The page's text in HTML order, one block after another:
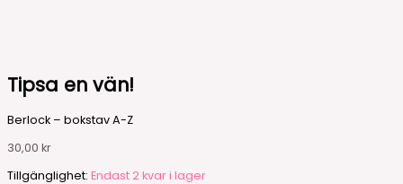
Tipsa en vän!
Berlock – bokstav A-Z
30,00 kr
Tillgänglighet: Endast 2 kvar i lager